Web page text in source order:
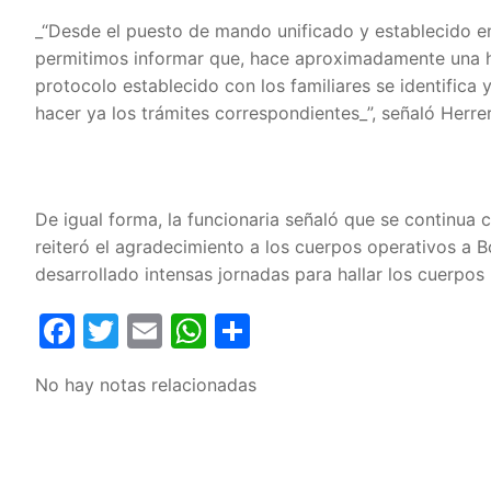
_“Desde el puesto de mando unificado y establecido
permitimos informar que, hace aproximadamente
protocolo establecido con los familiares se identifica
hacer ya los trámites correspondientes_”, señaló
De igual forma, la funcionaria señaló que se
reiteró el agradecimiento a los cuerpos operativos a
desarrollado intensas jornadas para hallar los cuerpos
Facebook
Twitter
EmailWhatsApp
No hay notas relacionadas